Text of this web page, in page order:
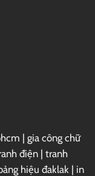
| gia công chữ
điện | tranh
hiệu đaklak | in